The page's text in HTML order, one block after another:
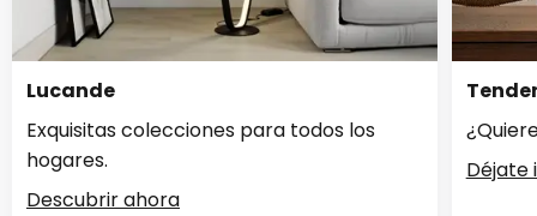
Lucande
Exquisitas colecciones para todos los
hogares.
Descubrir ahora
Déjate